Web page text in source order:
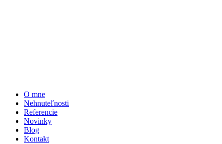
O mne
Nehnuteľnosti
Referencie
Novinky
Blog
Kontakt